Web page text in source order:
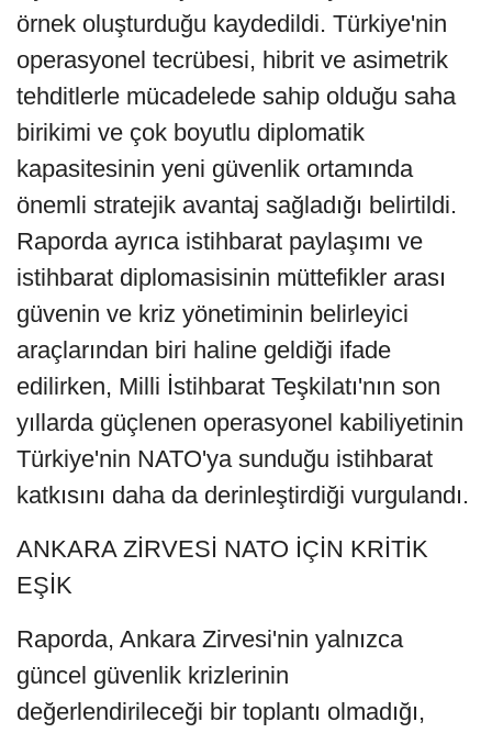
örnek oluşturduğu kaydedildi. Türkiye'nin
operasyonel tecrübesi, hibrit ve asimetrik
tehditlerle mücadelede sahip olduğu saha
birikimi ve çok boyutlu diplomatik
kapasitesinin yeni güvenlik ortamında
önemli stratejik avantaj sağladığı belirtildi.
Raporda ayrıca istihbarat paylaşımı ve
istihbarat diplomasisinin müttefikler arası
güvenin ve kriz yönetiminin belirleyici
araçlarından biri haline geldiği ifade
edilirken, Milli İstihbarat Teşkilatı'nın son
yıllarda güçlenen operasyonel kabiliyetinin
Türkiye'nin NATO'ya sunduğu istihbarat
katkısını daha da derinleştirdiği vurgulandı.
ANKARA ZİRVESİ NATO İÇİN KRİTİK
EŞİK
Raporda, Ankara Zirvesi'nin yalnızca
güncel güvenlik krizlerinin
değerlendirileceği bir toplantı olmadığı,